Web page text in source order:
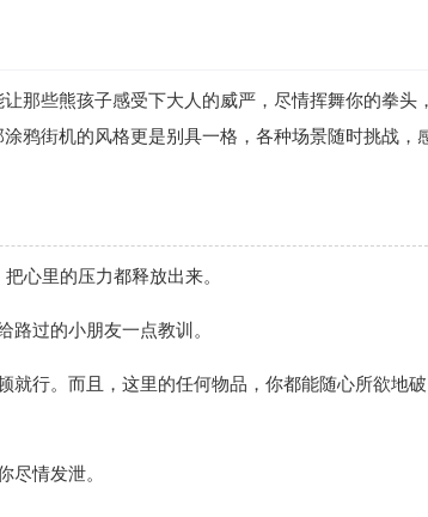
那些熊孩子感受下大人的威严，尽情挥舞你的拳头
鸦街机的风格更是别具一格，各种场景随时挑战，
心里的压力都释放出来。
路过的小朋友一点教训。
就行。而且，这里的任何物品，你都能随心所欲地破
尽情发泄。